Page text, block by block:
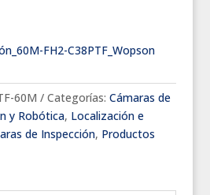
FH2-C38PTF_Wopson
60M Categorías: Cámaras de
y Robótica, Localización e
de Inspección, Productos